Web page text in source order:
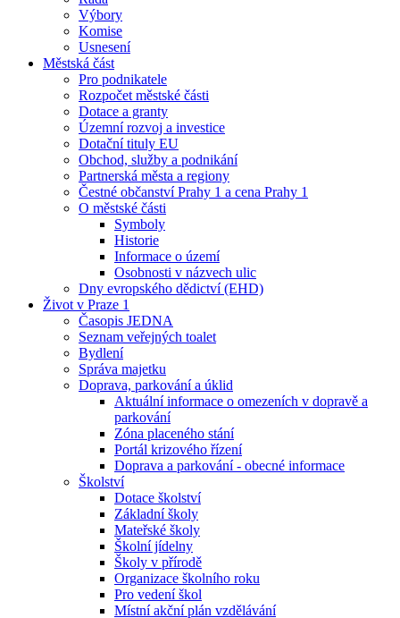
Výbory
Komise
Usnesení
Městská část
Pro podnikatele
Rozpočet městské části
Dotace a granty
Územní rozvoj a investice
Dotační tituly EU
Obchod, služby a podnikání
Partnerská města a regiony
Čestné občanství Prahy 1 a cena Prahy 1
O městské části
Symboly
Historie
Informace o území
Osobnosti v názvech ulic
Dny evropského dědictví (EHD)
Život v Praze 1
Časopis JEDNA
Seznam veřejných toalet
Bydlení
Správa majetku
Doprava, parkování a úklid
Aktuální informace o omezeních v dopravě a
parkování
Zóna placeného stání
Portál krizového řízení
Doprava a parkování - obecné informace
Školství
Dotace školství
Základní školy
Mateřské školy
Školní jídelny
Školy v přírodě
Organizace školního roku
Pro vedení škol
Místní akční plán vzdělávání